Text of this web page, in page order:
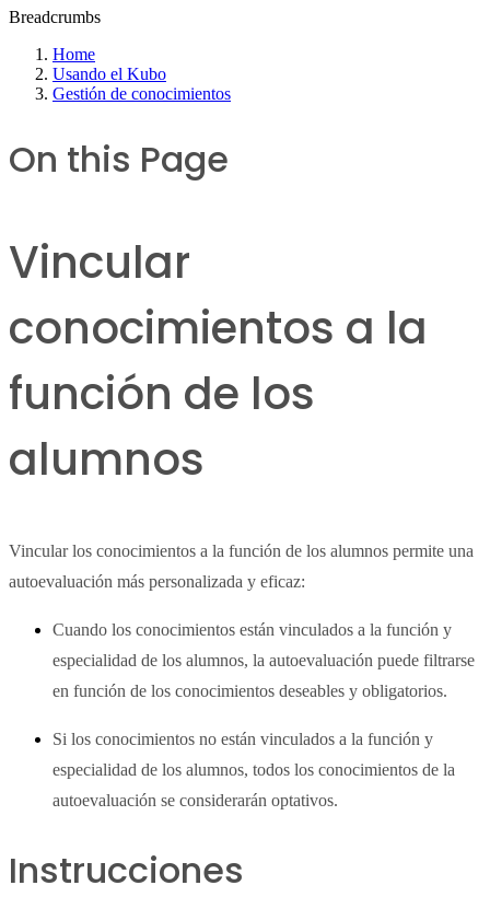
Breadcrumbs
Home
Usando el Kubo
Gestión de conocimientos
On this Page
Vincular
conocimientos a la
función de los
alumnos
Vincular los conocimientos a la función de los alumnos permite una
autoevaluación más personalizada y eficaz:
Cuando los conocimientos están vinculados a la función y
especialidad de los alumnos, la autoevaluación puede filtrarse
en función de los conocimientos deseables y obligatorios.
Si los conocimientos no están vinculados a la función y
especialidad de los alumnos, todos los conocimientos de la
autoevaluación se considerarán optativos.
Instrucciones